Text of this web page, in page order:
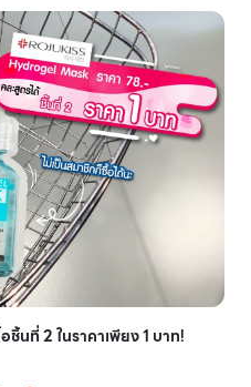
นที่ 2 ในราคาเพียง 1 บาท!